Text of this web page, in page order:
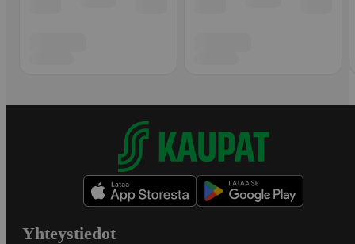
Yhteystiedot